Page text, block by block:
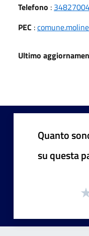
Telefono :
PEC :
Ultimo
Quanto
su questa